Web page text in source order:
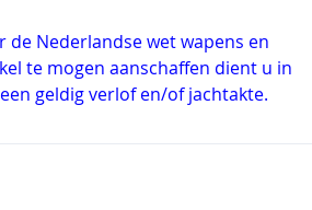
de Nederlandse wet wapens en
te mogen aanschaffen dient u in
geldig verlof en/of jachtakte.